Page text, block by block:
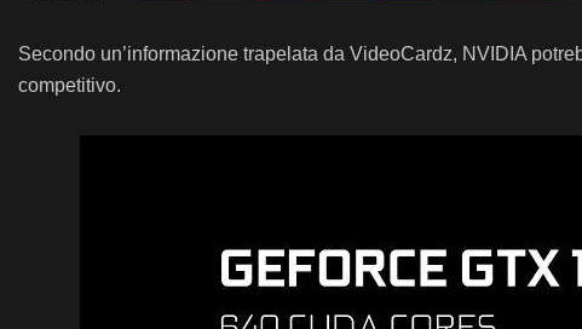
Secondo un’informazione trapelata da VideoCardz, NVIDIA
competitivo.